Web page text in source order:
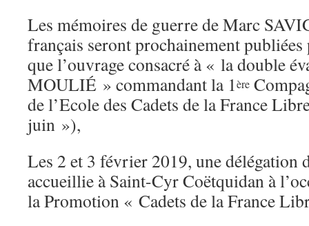
Les mémoires de guerre de Marc
français seront prochainement
que l’ouvrage consacré à « la double
MOULIÉ » commandant la 1ère
de l’Ecole des Cadets de la France
juin »),
Les 2 et 3 février 2019, une délégation
accueillie à Saint-Cyr Coëtquidan à
la Promotion « Cadets de la France